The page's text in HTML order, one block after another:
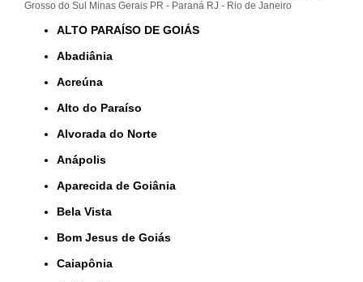
Grosso do Sul
Minas Gerais PR - Paraná RJ - Rio de Janeiro
ALTO PARAÍSO DE GOIÁS
Abadiânia
Acreúna
Alto do Paraíso
Alvorada do Norte
Anápolis
Aparecida de Goiânia
Bela Vista
Bom Jesus de Goiás
Caiapônia